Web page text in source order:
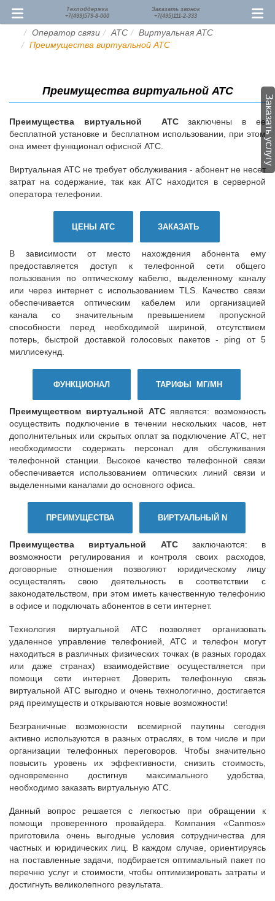
Заказать услугу
Техподдержка
+7(499)579-8-000
Заказать звонок
+7(495)111-2-333
Оператор связи АТС
Виртуальная АТС
Преимущества виртуальной АТС
Преимущества виртуальной АТС
Преимущества виртуальной АТСзаключены в ее
бесплатной установке и бесплатном использовании, при этом
она имеет функционал офисной АТС.
Виртуальная АТС не требует обслуживания - абонент не несет
затрат на содержание, так как АТС находится в серверной
оператора телефонии.
ЦЕНЫ АТС ЗАКАЗАТЬ
В зависимости от место нахождения абонента ему
предоставляется доступ к телефонной сети общего
пользования по оптическому кабелю, выделенному каналу
или через интернет с использованием TLS. Качество связи
обеспечивается оптическим кабелем или организацией
канала со значительным превышением пропускной
способности перед необходимой шириной, отсутствием
потерь, быстрой доставкой голосовых пакетов - ping от 5
миллисекунд.
ФУНКЦИОНАЛ ТАРИФЫ МГ/МН
Преимуществом виртуальной АТСявляется: возможность
осуществить подключение в течении нескольких часов, нет
дополнительных или скрытых оплат за подключение АТС, нет
необходимости содержать персонал для обслуживания
телефонной станции. Высокое качество телефонной связи
обеспечивается использованием оптических линий связи и
выделенными каналами до основного офиса.
ПРЕИМУЩЕСТВА ВИРТУАЛЬНЫЙ N
Преимущества виртуальной АТСзаключаются: в
возможности регулирования и контроля своих расходов,
договорные отношения позволяют юридическому лицу
осуществлять свою деятельность в соответствии с
законодательством, при этом иметь качественную телефонию
в офисе и подключать абонентов в сети интернет.
Технология виртуальной АТС позволяет организовать
удаленное управление телефонией, АТС и телефон могут
находиться в различных физических точках (в разных городах
или даже странах) взаимодействие осуществляется при
помощи сети интернет. Доверить телефонную связь
виртуальной АТС выгодно и очень технологично, достигается
ряд преимуществ и открываются новые возможности!
Безграничные возможности всемирной паутины сегодня
активно используются в разных отраслях, в том числе и при
организации телефонных переговоров. Чтобы значительно
повысить уровень их эффективности, снизить стоимость,
одновременно достигнув максимального удобства,
необходимо заказать виртуальную АТС.
Данный вопрос решается с легкостью при обращении к
помощи проверенного провайдера. Компания «Canmos»
приготовила очень выгодные условия сотрудничества для
частных и юридических лиц. В каждом случае, ориентируясь
на поставленные задачи, подбирается оптимальный пакет по
перечню услуг и стоимости, чтобы оптимизировать затраты и
достигнуть великолепного результата.